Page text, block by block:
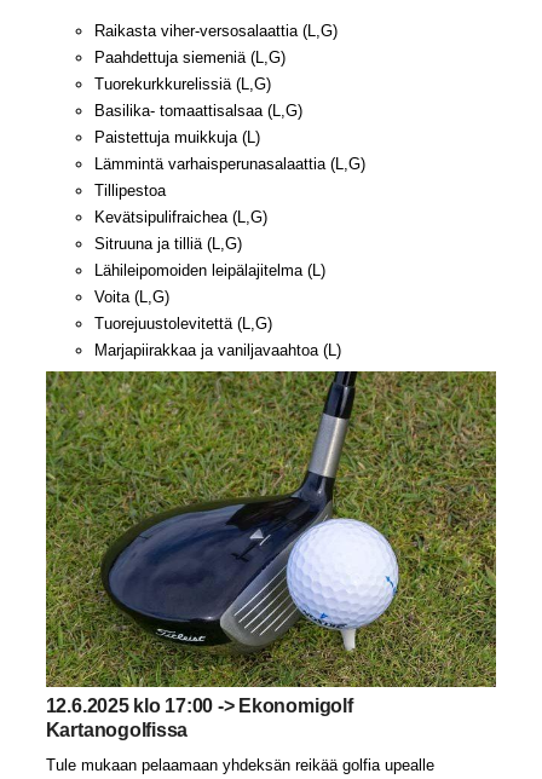
Raikasta viher-versosalaattia (L,G)
Paahdettuja siemeniä (L,G)
Tuorekurkkurelissiä (L,G)
Basilika- tomaattisalsaa (L,G)
Paistettuja muikkuja (L)
Lämmintä varhaisperunasalaattia (L,G)
Tillipestoa
Kevätsipulifraichea (L,G)
Sitruuna ja tilliä (L,G)
Lähileipomoiden leipälajitelma (L)
Voita (L,G)
Tuorejuustolevitettä (L,G)
Marjapiirakkaa ja vaniljavaahtoa (L)
12.6.2025 klo 17:00 -> Ekonomigolf
Kartanogolfissa
Tule mukaan pelaamaan yhdeksän reikää golfia upealle